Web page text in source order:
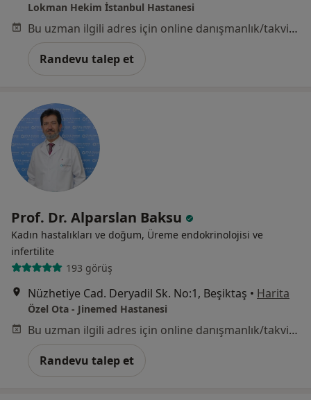
Lokman Hekim İstanbul Hastanesi
Bu uzman ilgili adres için online danışmanlık/takvim sunmuyor.
Randevu talep et
Prof. Dr. Alparslan Baksu
Kadın hastalıkları ve doğum, Üreme endokrinolojisi ve
i̇nfertilite
193 görüş
Nüzhetiye Cad. Deryadil Sk. No:1, Beşiktaş • Harita
Özel Ota - Jinemed Hastanesi
Bu uzman ilgili adres için online danışmanlık/takvim sunmuyor.
Randevu talep et